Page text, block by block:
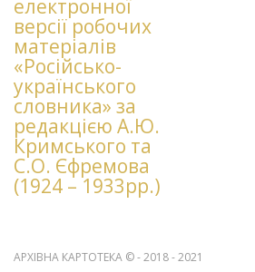
електронної
версії робочих
матеріалів
«Російсько-
українського
словника» за
редакцією А.Ю.
Кримського та
С.О. Єфремова
(1924 – 1933рр.)
АРХІВНА КАРТОТЕКА © - 2018 - 2021